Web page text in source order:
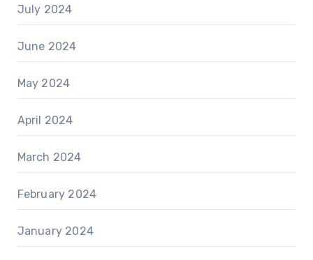
July 2024
June 2024
May 2024
April 2024
March 2024
February 2024
January 2024